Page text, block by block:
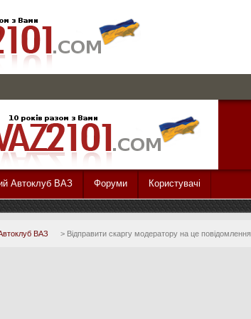
Автоклуб ВАЗ Форуми Користувачі
ВАЗ > Відправити скаргу модератору на це повідомлення